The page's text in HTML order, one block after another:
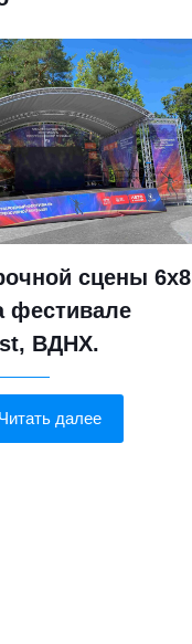
сцены 6х8
фестивале
ВДНХ.
Читать далее